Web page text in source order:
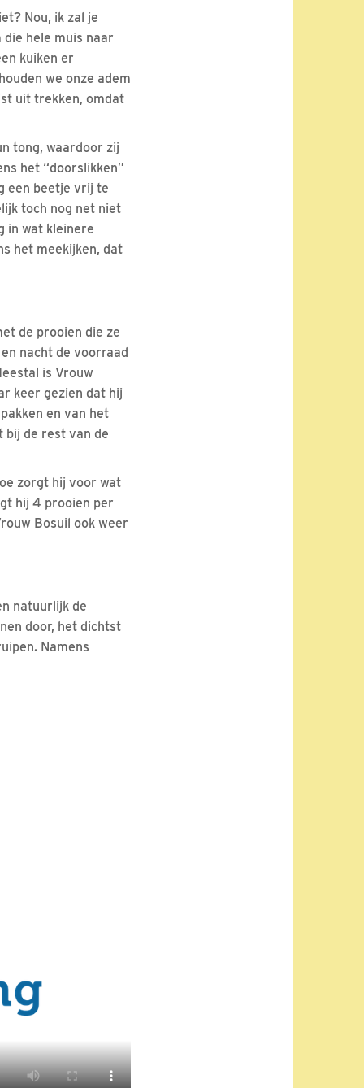
Nou, ik zal je
hele muis naar
kuiken er
we onze adem
uit trekken, omdat
tong, waardoor zij
het “doorslikken”
een beetje vrij te
toch nog net niet
in wat kleinere
het meekijken, dat
de prooien die ze
nacht de voorraad
is Vrouw
keer gezien dat hij
en van het
bij de rest van de
zorgt hij voor wat
hij 4 prooien per
Bosuil ook weer
natuurlijk de
door, het dichtst
Namens